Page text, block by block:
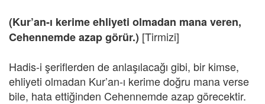
(Kur’an-ı kerime ehliyeti olmadan mana veren,
Cehennemde azap görür.) [Tirmizi]
Hadis-i şeriflerden de anlaşılacağı gibi, bir kimse,
ehliyeti olmadan Kur’an-ı kerime doğru mana verse
bile, hata ettiğinden Cehennemde azap görecektir.